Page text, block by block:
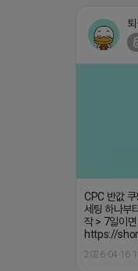
CPC 반값
세팅 하나부
작 > 7일이
https://
2026-04-16